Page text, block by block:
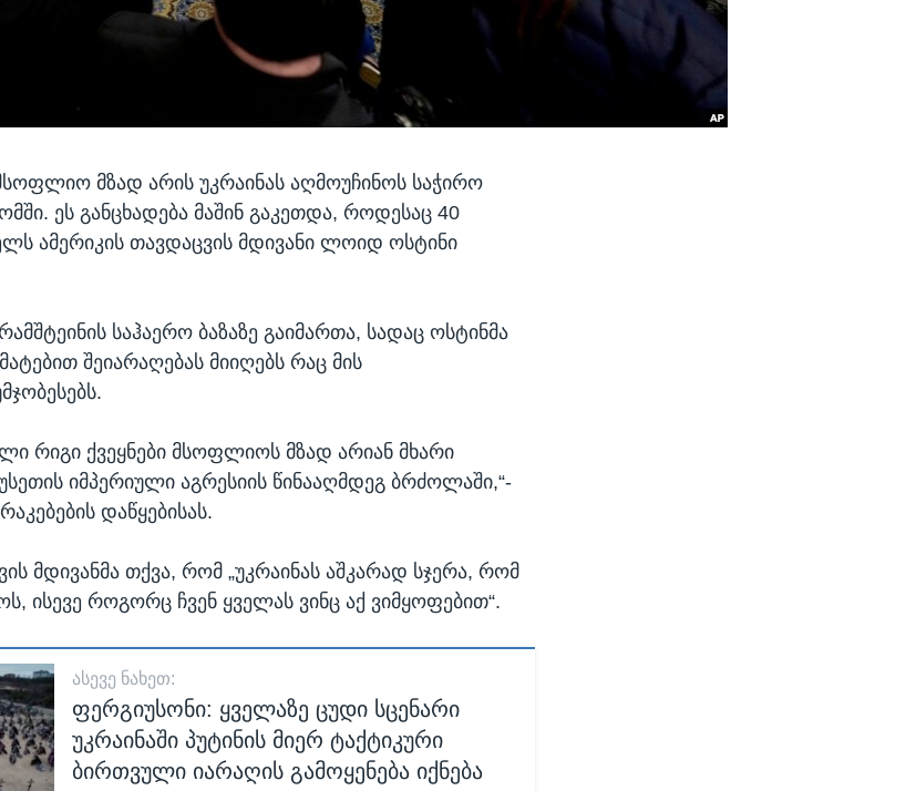
მზად არის უკრაინას აღმოუჩინოს საჭირო
ეს განცხადება მაშინ გაკეთდა, როდესაც 40
ამერიკის თავდაცვის მდივანი ლოიდ ოსტინი
საჰაერო ბაზაზე გაიმართა, სადაც ოსტინმა
შეიარაღებას მიიღებს რაც მის
რიგი ქვეყნები მსოფლიოს მზად არიან მხარი
იმპერიული აგრესიის წინააღმდეგ ბრძოლაში,“-
დაწყებისას.
მდივანმა თქვა, რომ „უკრაინას აშკარად სჯერა, რომ
ისევე როგორც ჩვენ ყველას ვინც აქ ვიმყოფებით“.
ᲐᲡᲔᲕᲔ ᲜᲐᲮᲔᲗ:
ფერგიუსონი: ყველაზე ცუდი სცენარი
უკრაინაში პუტინის მიერ ტაქტიკური
ბირთვული იარაღის გამოყენება იქნება